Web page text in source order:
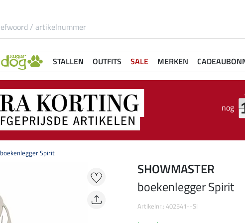
STALLEN OUTFITS SALE MERKEN
nog
boekenlegger Spirit
SHOWMASTER
boekenlegger Spirit
Artikelnr.: 402541--SI